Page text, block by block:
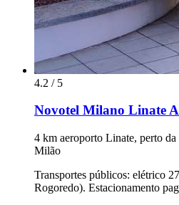
4.2 / 5
Novotel Milano Linate
4 km aeroporto Linate, perto
Milão
Transportes públicos: elétrico
Rogoredo). Estacionamento